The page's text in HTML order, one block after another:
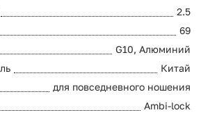
2.5
69
G10, Алюминий
Китай
для повседневного ношения
Ambi-lock